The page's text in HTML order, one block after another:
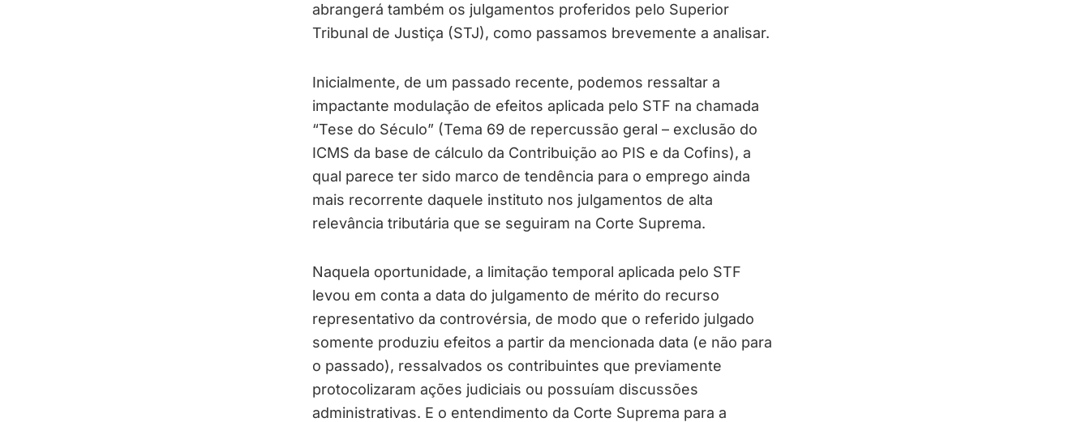
abrangerá também os julgamentos proferidos pelo Superior
Tribunal de Justiça (STJ), como passamos brevemente a analisar.
Inicialmente, de um passado recente, podemos ressaltar a
impactante modulação de efeitos aplicada pelo STF na chamada
“Tese do Século” (Tema 69 de repercussão geral – exclusão do
ICMS da base de cálculo da Contribuição ao PIS e da Cofins), a
qual parece ter sido marco de tendência para o emprego ainda
mais recorrente daquele instituto nos julgamentos de alta
relevância tributária que se seguiram na Corte Suprema.
Naquela oportunidade, a limitação temporal aplicada pelo STF
levou em conta a data do julgamento de mérito do recurso
representativo da controvérsia, de modo que o referido julgado
somente produziu efeitos a partir da mencionada data (e não para
o passado), ressalvados os contribuintes que previamente
protocolizaram ações judiciais ou possuíam discussões
administrativas. E o entendimento da Corte Suprema para a